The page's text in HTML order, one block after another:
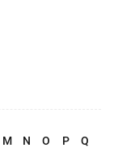
M N O P Q